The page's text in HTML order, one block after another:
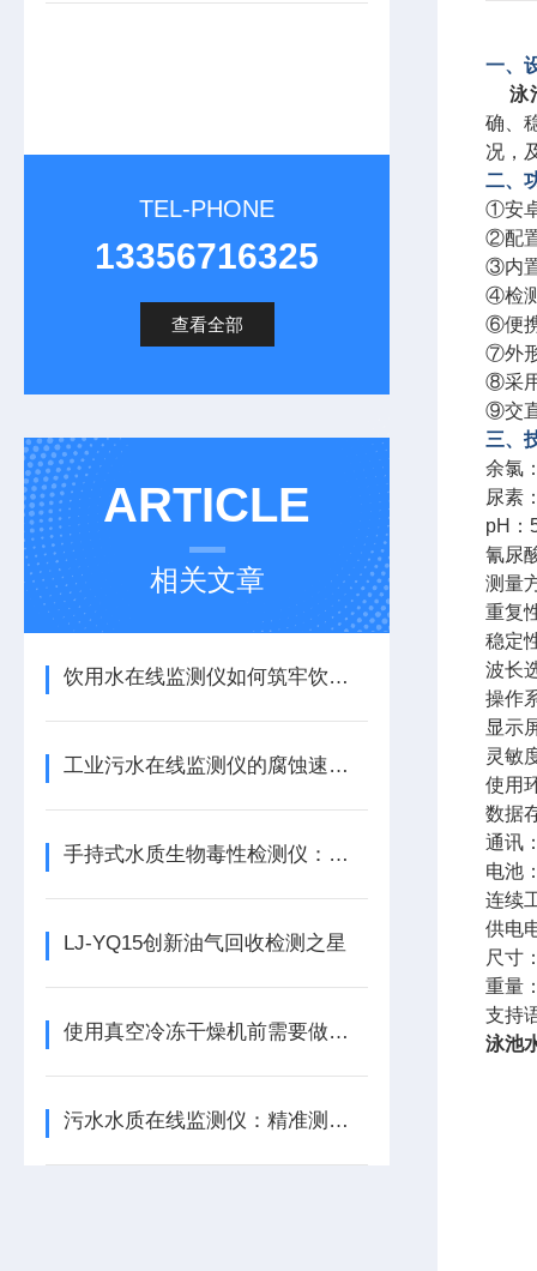
TEL-PHONE
13356716325
查看全部
ARTICLE
相关文章
饮用水在线监测仪如何筑牢饮水安全防线
工业污水在线监测仪的腐蚀速率预警功能
手持式水质生物毒性检测仪：工业废水检测 —— 助力企业绿色发展
LJ-YQ15创新油气回收检测之星
使用真空冷冻干燥机前需要做哪些准备工作？
污水水质在线监测仪：精准测量，守护排污安全
一、
泳
确、
况，
二、
①安
②配
③内
④检
⑥便
⑦外
⑧采
⑨交
三、
余氯
尿素
pH：
氰尿
测量
重复
稳定
波长
操作
显示
灵敏
使用
数据
通讯
电池
连续
供电
尺寸
重量
支持
泳池